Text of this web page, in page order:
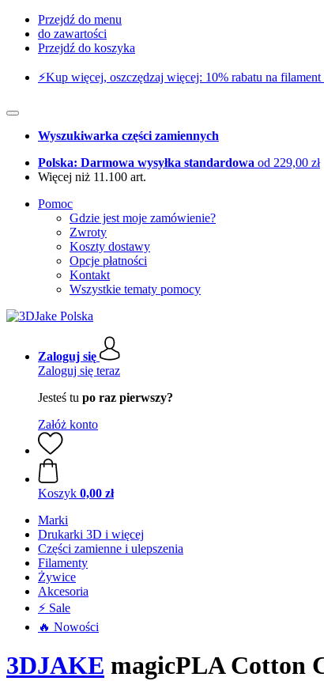
Przejdź do menu
do zawartości
Przejdź do koszyka
⚡️Kup więcej, oszczędzaj więcej: 10% rabatu na
Wyszukiwarka części zamiennych
Polska: Darmowa wysyłka standardowa od 229,00 zł
Więcej niż 11.100 art.
Pomoc
Gdzie jest moje zamówienie?
Zwroty
Koszty dostawy
Opcje płatności
Kontakt
Wszystkie tematy pomocy
Zaloguj się
Zaloguj się teraz
Jesteś tu po raz pierwszy?
Załóż konto
Koszyk 0,00 zł
Marki
Drukarki 3D i więcej
Części zamienne i ulepszenia
Filamenty
Żywice
Akcesoria
⚡ Sale
🔥 Nowości
3DJAKE magicPLA Cotton